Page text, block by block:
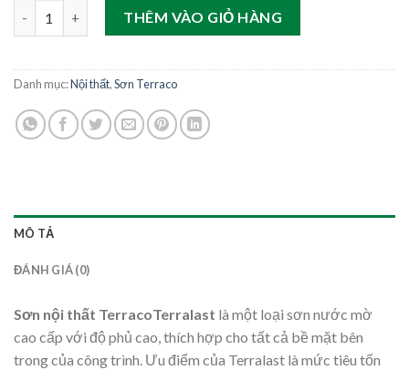
Sơn nội thất Terraco Terralast số lượng
THÊM VÀO GIỎ HÀNG
Danh mục:Nội thất,Sơn Terraco
MÔ TẢ
ĐÁNH GIÁ (0)
Sơn nội thất TerracoTerralast là một loại sơn nước mờ
cao cấp với độ phủ cao, thích hợp cho tất cả bề mặt bên
trong của công trình. Ưu điểm của Terralast là mức tiêu tốn